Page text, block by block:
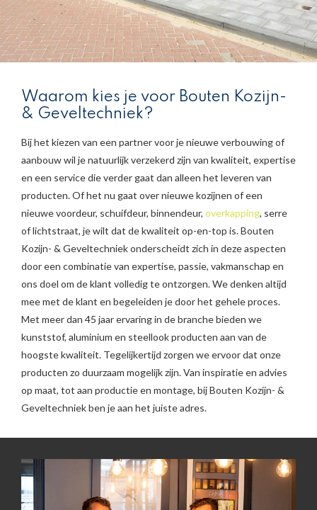
Waarom kies je voor Bouten Kozijn-
& Geveltechniek?
Bij het kiezen van een partner voor je nieuwe verbouwing of
aanbouw wil je natuurlijk verzekerd zijn van kwaliteit, expertise
en een service die verder gaat dan alleen het leveren van
producten. Of het nu gaat over nieuwe kozijnen of een
nieuwe voordeur, schuifdeur, binnendeur, overkapping, serre
of lichtstraat, je wilt dat de kwaliteit op-en-top is. Bouten
Kozijn- & Geveltechniek onderscheidt zich in deze aspecten
door een combinatie van expertise, passie, vakmanschap en
ons doel om de klant volledig te ontzorgen. We denken altijd
mee met de klant en begeleiden je door het gehele proces.
Met meer dan 45 jaar ervaring in de branche bieden we
kunststof, aluminium en steellook producten aan van de
hoogste kwaliteit. Tegelijkertijd zorgen we ervoor dat onze
producten zo duurzaam mogelijk zijn. Van inspiratie en advies
op maat, tot aan productie en montage, bij Bouten Kozijn- &
Geveltechniek ben je aan het juiste adres.